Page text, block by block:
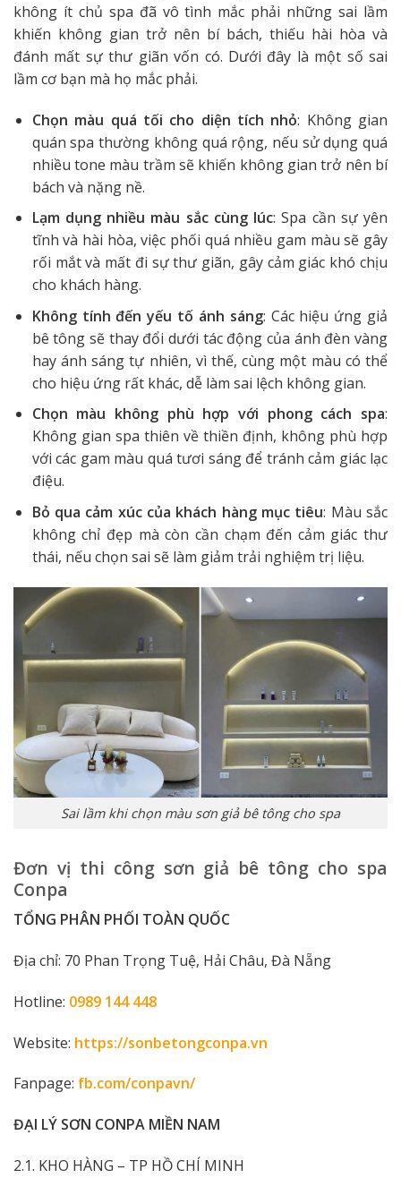
không ít chủ spa đã vô tình mắc phải những sai lầm
khiến không gian trở nên bí bách, thiếu hài hòa và
đánh mất sự thư giãn vốn có. Dưới đây là một số sai
lầm cơ bạn mà họ mắc phải.
Chọn màu quá tối cho diện tích nhỏ: Không gian
quán spa thường không quá rộng, nếu sử dụng quá
nhiều tone màu trầm sẽ khiến không gian trở nên bí
bách và nặng nề.
Lạm dụng nhiều màu sắc cùng lúc: Spa cần sự yên
tĩnh và hài hòa, việc phối quá nhiều gam màu sẽ gây
rối mắt và mất đi sự thư giãn, gây cảm giác khó chịu
cho khách hàng.
Không tính đến yếu tố ánh sáng: Các hiệu ứng giả
bê tông sẽ thay đổi dưới tác động của ánh đèn vàng
hay ánh sáng tự nhiên, vì thế, cùng một màu có thể
cho hiệu ứng rất khác, dễ làm sai lệch không gian.
Chọn màu không phù hợp với phong cách spa:
Không gian spa thiên về thiền định, không phù hợp
với các gam màu quá tươi sáng để tránh cảm giác lạc
điệu.
Bỏ qua cảm xúc của khách hàng mục tiêu: Màu sắc
không chỉ đẹp mà còn cần chạm đến cảm giác thư
thái, nếu chọn sai sẽ làm giảm trải nghiệm trị liệu.
Sai lầm khi chọn màu sơn giả bê tông cho spa
Đơn vị thi công sơn giả bê tông cho spa
Conpa
TỔNG PHÂN PHỐI TOÀN QUỐC
Địa chỉ: 70 Phan Trọng Tuệ, Hải Châu, Đà Nẵng
Hotline: 0989 144 448
Website: https://sonbetongconpa.vn
Fanpage: fb.com/conpavn/
ĐẠI LÝ SƠN CONPA MIỀN NAM
2.1. KHO HÀNG – TP HỒ CHÍ MINH